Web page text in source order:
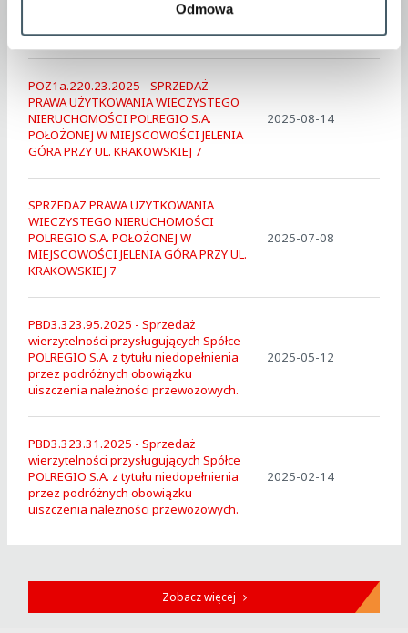
Odmowa
POŁOŻONEJ W MIEJSCOWOŚCI JELENIA
GÓRA PRZY UL. KRAKOWSKIEJ 7
POZ1a.220.23.2025 - SPRZEDAŻ
PRAWA UŻYTKOWANIA WIECZYSTEGO
NIERUCHOMOŚCI POLREGIO S.A.
POŁOŻONEJ W MIEJSCOWOŚCI JELENIA
GÓRA PRZY UL. KRAKOWSKIEJ 7
2025-08-14
SPRZEDAŻ PRAWA UŻYTKOWANIA
WIECZYSTEGO NIERUCHOMOŚCI
POLREGIO S.A. POŁOŻONEJ W
MIEJSCOWOŚCI JELENIA GÓRA PRZY UL.
KRAKOWSKIEJ 7
2025-07-08
PBD3.323.95.2025 - Sprzedaż
wierzytelności przysługujących Spółce
POLREGIO S.A. z tytułu niedopełnienia
przez podróżnych obowiązku
uiszczenia należności przewozowych.
2025-05-12
PBD3.323.31.2025 - Sprzedaż
wierzytelności przysługujących Spółce
POLREGIO S.A. z tytułu niedopełnienia
przez podróżnych obowiązku
uiszczenia należności przewozowych.
2025-02-14
Zobacz więcej